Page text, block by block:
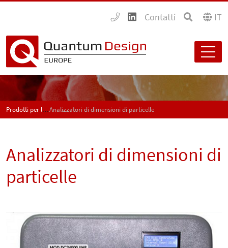
Contatti IT
Prodotti per l'industriaAnalizzatori di dimensioni di particelle
Analizzatori di dimensioni di
particelle